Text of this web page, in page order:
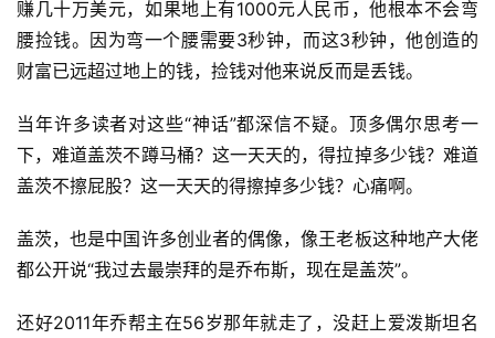
赚几十万美元，如果地上有1000元人民币，他根本不会弯
腰捡钱。因为弯一个腰需要3秒钟，而这3秒钟，他创造的
财富已远超过地上的钱，捡钱对他来说反而是丢钱。
当年许多读者对这些“神话”都深信不疑。顶多偶尔思考一
下，难道盖茨不蹲马桶？这一天天的，得拉掉多少钱？难道
盖茨不擦屁股？这一天天的得擦掉多少钱？心痛啊。
盖茨，也是中国许多创业者的偶像，像王老板这种地产大佬
都公开说“我过去最崇拜的是乔布斯，现在是盖茨”。
还好2011年乔帮主在56岁那年就走了，没赶上爱泼斯坦名